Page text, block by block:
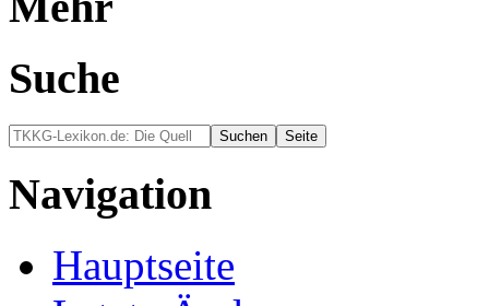
Suche
Navigation
Hauptseite